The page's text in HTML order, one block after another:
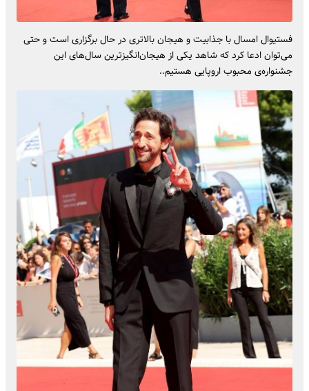
فستیوال امسال با جذابیت و هیجان بالاتری در حال برگزاری است و حتی
می‌توان ادعا کرد که شاهد یکی از هیجان‌انگیزترین سال‌های این
جشنواره‌ی محبوب اروپایی هستیم..